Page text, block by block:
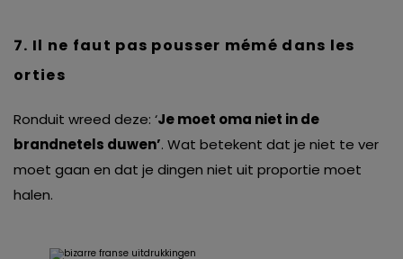
7. Il ne faut pas pousser mémé dans les
orties
Ronduit wreed deze: ‘Je moet oma niet in de
brandnetels duwen’. Wat betekent dat je niet te ver
moet gaan en dat je dingen niet uit proportie moet
halen.